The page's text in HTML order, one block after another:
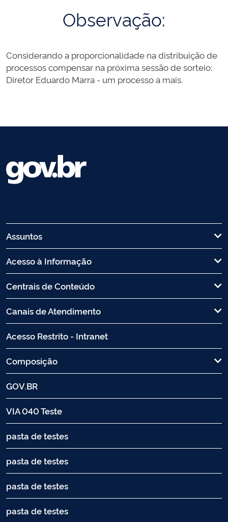
Observação:
Considerando a proporcionalidade na distribuição de
processos compensar na próxima sessão de sorteio:
Diretor Eduardo Marra - um processo a mais.
Assuntos
Acesso à Informação
Centrais de Conteúdo
Canais de Atendimento
Acesso Restrito - Intranet
Composição
GOV.BR
VIA 040 Teste
pasta de testes
pasta de testes
pasta de testes
pasta de testes